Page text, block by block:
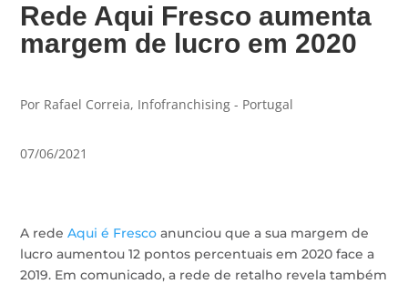
Rede Aqui Fresco aumenta
margem de lucro em 2020
Por Rafael Correia, Infofranchising - Portugal
07/06/2021
A redeAqui é Fresco anunciou que a sua margem de
lucro aumentou 12 pontos percentuais em 2020 face a
2019. Em comunicado, a rede de retalho revela também